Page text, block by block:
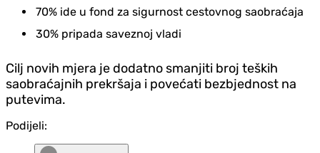
70% ide u fond za sigurnost cestovnog saobraćaja
30% pripada saveznoj vladi
Cilj novih mjera je dodatno smanjiti broj teških
saobraćajnih prekršaja i povećati bezbjednost na
putevima.
Podijeli: